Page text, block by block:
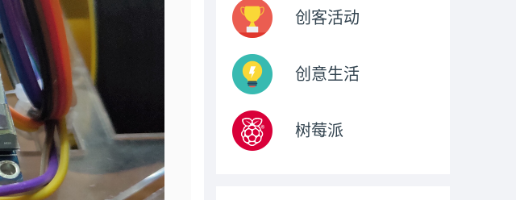
创客活动
创意生活
树莓派